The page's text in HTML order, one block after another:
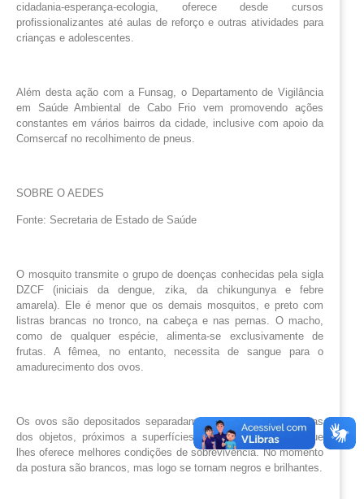
cidadania-esperança-ecologia, oferece desde cursos
profissionalizantes até aulas de reforço e outras atividades para
crianças e adolescentes.
Além desta ação com a Funsag, o Departamento de Vigilância
em Saúde Ambiental de Cabo Frio vem promovendo ações
constantes em vários bairros da cidade, inclusive com apoio da
Comsercaf no recolhimento de pneus.
SOBRE O AEDES
Fonte: Secretaria de Estado de Saúde
O mosquito transmite o grupo de doenças conhecidas pela sigla
DZCF (iniciais da dengue, zika, da chikungunya e febre
amarela). Ele é menor que os demais mosquitos, e preto com
listras brancas no tronco, na cabeça e nas pernas. O macho,
como de qualquer espécie, alimenta-se exclusivamente de
frutas. A fêmea, no entanto, necessita de sangue para o
amadurecimento dos ovos.
Os ovos são depositados separadamente nas paredes internas
dos objetos, próximos a superfícies de água limpa, local que
lhes oferece melhores condições de sobrevivência. No momento
da postura são brancos, mas logo se tornam negros e brilhantes.